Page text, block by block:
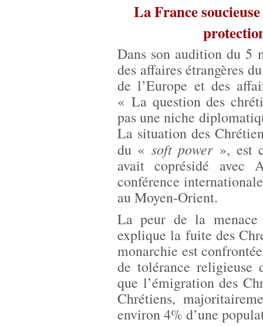
La France
Dans son audition du 5
des affaires étrangères
de l’Europe et des
« La question des
pas une niche
La situation des
du «soft power», est
avait coprésidé avec
conférence
au Moyen-Orient.
La peur de la menace
explique la fuite des
monarchie est
de tolérance religieuse
que l’émigration des
Chrétiens,
environ 4% d’une